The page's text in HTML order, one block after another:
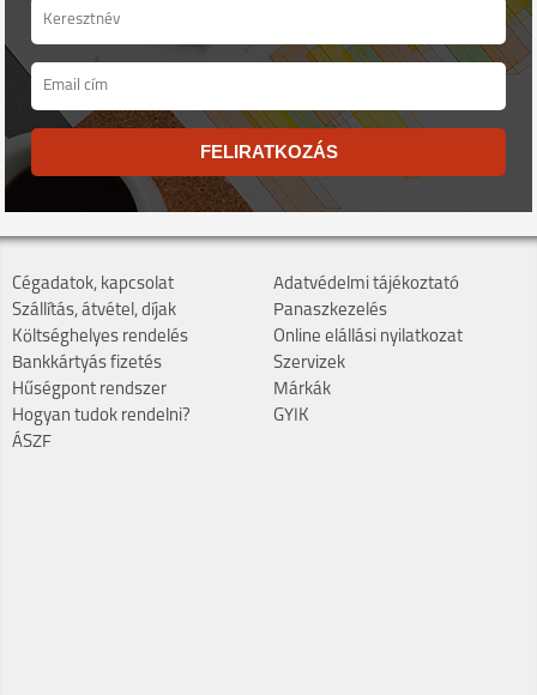
FELIRATKOZÁS
Cégadatok, kapcsolat
Szállítás, átvétel, díjak
Költséghelyes rendelés
Bankkártyás fizetés
Hűségpont rendszer
Hogyan tudok rendelni?
ÁSZF
Adatvédelmi tájékoztató
Panaszkezelés
Online elállási nyilatkozat
Szervizek
Márkák
GYIK